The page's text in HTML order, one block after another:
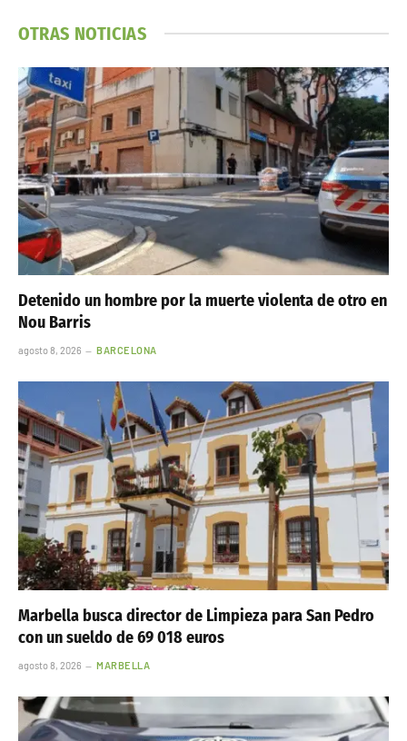
OTRAS NOTICIAS
Detenido un hombre por la muerte violenta de otro en
Nou Barris
agosto 8, 2026 BARCELONA
Marbella busca director de Limpieza para San Pedro
con un sueldo de 69 018 euros
agosto 8, 2026 MARBELLA